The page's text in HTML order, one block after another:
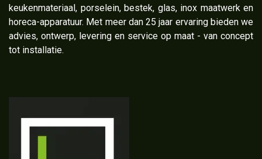
keukenmateriaal, porselein, bestek, glas, inox maatwerk en
horeca-apparatuur. Met meer dan 25 jaar ervaring bieden we
advies, ontwerp, levering en service op maat - van concept
tot installatie.